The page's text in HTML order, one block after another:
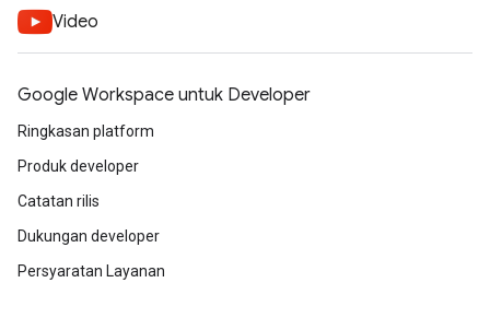
Video
Google Workspace untuk Developer
Ringkasan platform
Produk developer
Catatan rilis
Dukungan developer
Persyaratan Layanan